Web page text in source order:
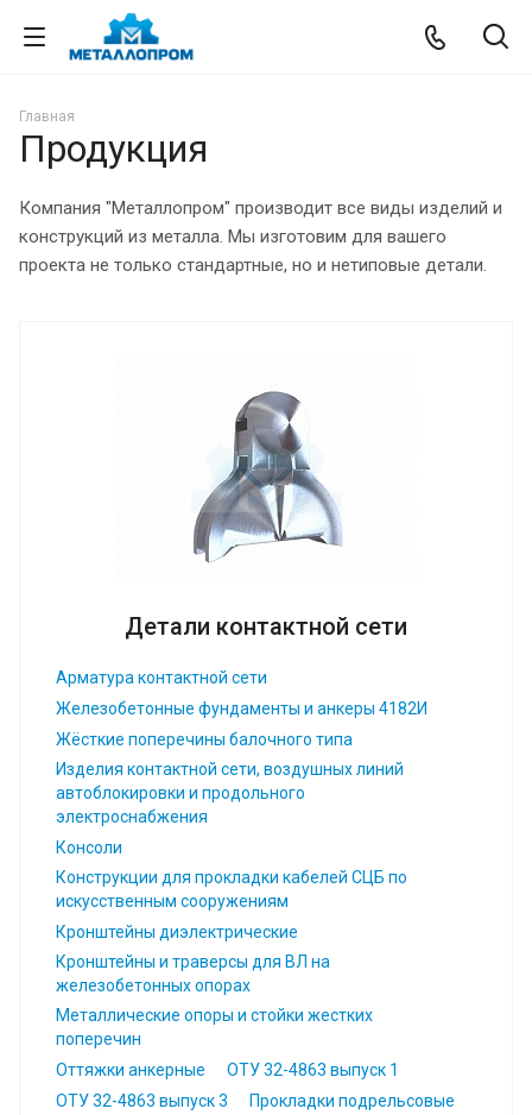
Главная
Продукция
Компания "Металлопром" производит все виды изделий и
конструкций из металла. Мы изготовим для вашего
проекта не только стандартные, но и нетиповые детали.
Детали контактной сети
Арматура контактной сети
Железобетонные фундаменты и анкеры 4182И
Жёсткие поперечины балочного типа
Изделия контактной сети, воздушных линий
автоблокировки и продольного
электроснабжения
Консоли
Конструкции для прокладки кабелей СЦБ по
искусственным сооружениям
Кронштейны диэлектрические
Кронштейны и траверсы для ВЛ на
железобетонных опорах
Металлические опоры и стойки жестких
поперечин
Оттяжки анкерные
ОТУ 32-4863 выпуск 1
ОТУ 32-4863 выпуск 3
Прокладки подрельсовые